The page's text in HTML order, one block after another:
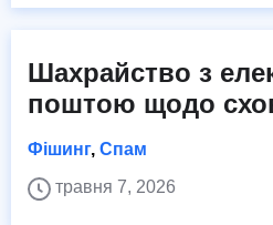
Шахрайство з
поштою щодо
Фішинг, Спам
травня 7, 2026